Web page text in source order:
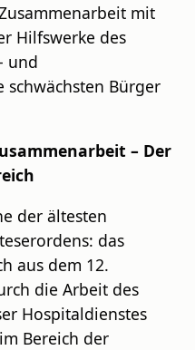
mit
Hilfswerke des
und
schwächsten Bürger
– Der
der ältesten
das
aus dem 12.
die Arbeit des
Hospitaldienstes
Bereich der